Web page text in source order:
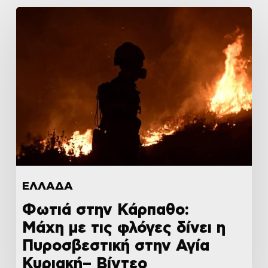
ΕΛΛΑΔΑ
Φωτιά στην Κάρπαθο:
Μάχη με τις φλόγες δίνει η
Πυροσβεστική στην Αγία
Κυριακή– Βίντεο